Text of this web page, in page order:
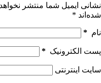
نشانی ایمیل شما منتشر
شده‌اند *
نام *
پست الکترونیک *
سایت اینترنتی